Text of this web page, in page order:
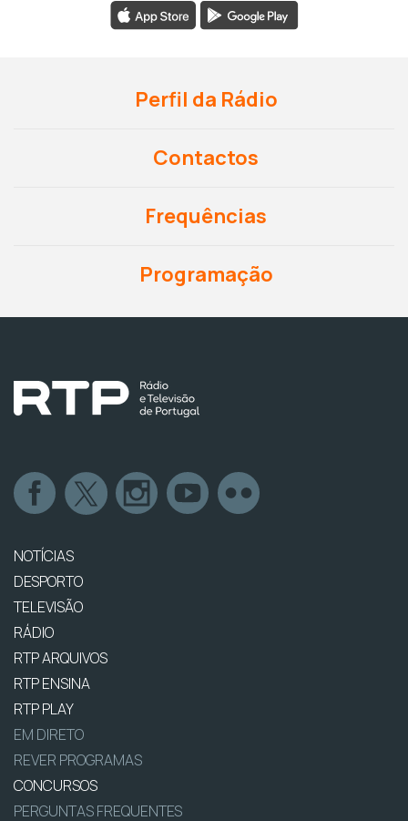
Perfil da Rádio
Contactos
Frequências
Programação
NOTÍCIAS
DESPORTO
TELEVISÃO
RÁDIO
RTP ARQUIVOS
RTP ENSINA
RTP PLAY
EM DIRETO
REVER PROGRAMAS
CONCURSOS
PERGUNTAS FREQUENTES